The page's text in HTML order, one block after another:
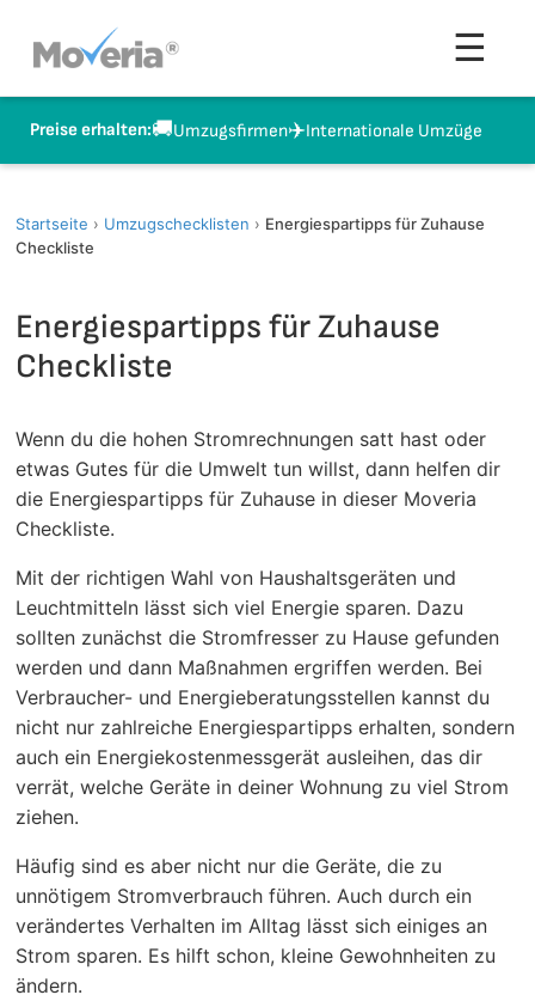
Inhalt
springen
☰
Preise erhalten:🚚Umzugsfirmen✈️Internationale Umzüge
Startseite › Umzugschecklisten › Energiespartipps für Zuhause
Checkliste
Energiespartipps für Zuhause
Checkliste
Wenn du die hohen Stromrechnungen satt hast oder
etwas Gutes für die Umwelt tun willst, dann helfen dir
die Energiespartipps für Zuhause in dieser Moveria
Checkliste.
Mit der richtigen Wahl von Haushaltsgeräten und
Leuchtmitteln lässt sich viel Energie sparen. Dazu
sollten zunächst die Stromfresser zu Hause gefunden
werden und dann Maßnahmen ergriffen werden. Bei
Verbraucher- und Energieberatungsstellen kannst du
nicht nur zahlreiche Energiespartipps erhalten, sondern
auch ein Energiekostenmessgerät ausleihen, das dir
verrät, welche Geräte in deiner Wohnung zu viel Strom
ziehen.
Häufig sind es aber nicht nur die Geräte, die zu
unnötigem Stromverbrauch führen. Auch durch ein
verändertes Verhalten im Alltag lässt sich einiges an
Strom sparen. Es hilft schon, kleine Gewohnheiten zu
ändern.